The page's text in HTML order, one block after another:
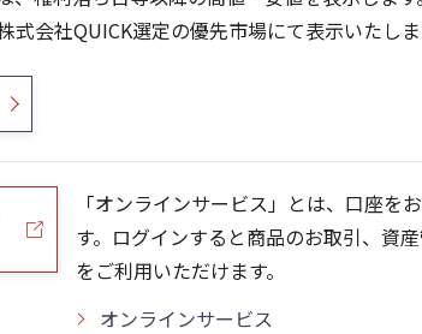
0
20
0
10
会社QUICK選定の優先市場にて表示いたしま
「オンラインサービス」とは、口座を
す。ログインすると商品のお取引、資
をご利用いただけます。
オンラインサービス